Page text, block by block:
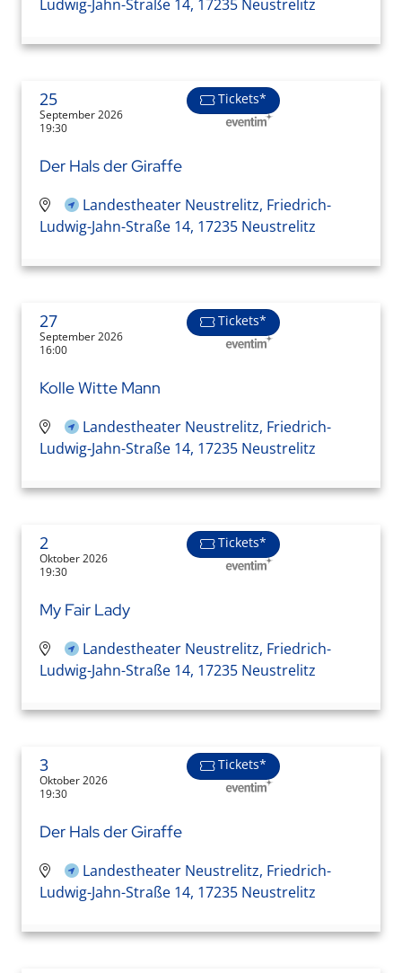
Ludwig-Jahn-Straße 14, 17235 Neustrelitz
25
September 2026
19:30
Tickets*
Der Hals der Giraffe
Landestheater Neustrelitz, Friedrich-
Ludwig-Jahn-Straße 14, 17235 Neustrelitz
27
September 2026
16:00
Tickets*
Kolle Witte Mann
Landestheater Neustrelitz, Friedrich-
Ludwig-Jahn-Straße 14, 17235 Neustrelitz
2
Oktober 2026
19:30
Tickets*
My Fair Lady
Landestheater Neustrelitz, Friedrich-
Ludwig-Jahn-Straße 14, 17235 Neustrelitz
3
Oktober 2026
19:30
Tickets*
Der Hals der Giraffe
Landestheater Neustrelitz, Friedrich-
Ludwig-Jahn-Straße 14, 17235 Neustrelitz